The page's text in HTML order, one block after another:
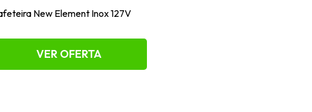
New Element Inox 127V
VER OFERTA